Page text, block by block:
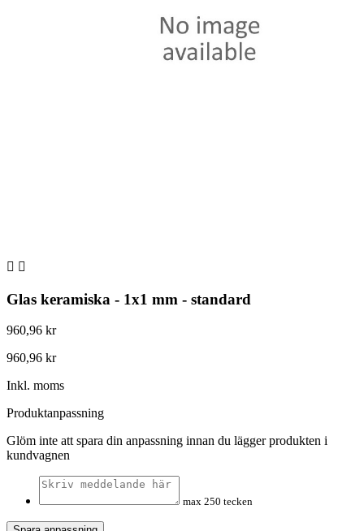
 
Glas keramiska - 1x1 mm - standard
960,96 kr
960,96 kr
Inkl. moms
Produktanpassning
Glöm inte att spara din anpassning innan du lägger produkten i
kundvagnen
max 250 tecken